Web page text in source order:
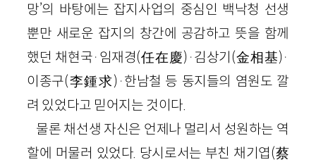
망’의 바탕에는 잡지사업의 중심인 백낙청 선생
뿐만 새로운 잡지의 창간에 공감하고 뜻을 함께
했던 채현국·임재경(任在慶)·김상기(金相基)·
이종구(李鍾求)·한남철 등 동지들의 염원도 깔
려 있었다고 믿어지는 것이다.
물론 채선생 자신은 언제나 멀리서 성원하는 역
할에 머물러 있었다. 당시로서는 부친 채기엽(蔡